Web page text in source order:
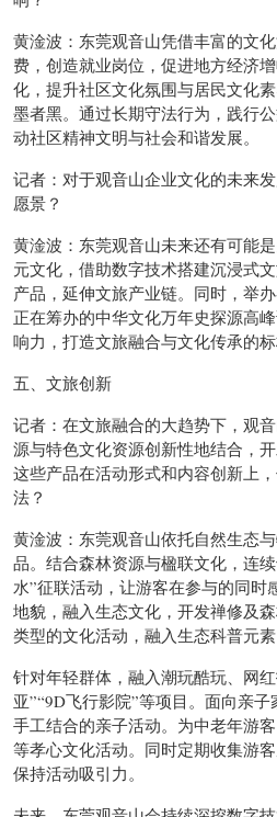
黄淦波：东莞观音山凭借丰富的文
费，创造就业岗位，促进地方经济
化，提升社区文化氛围与居民文化
墨者黑。通过长期守法行为，践行
动社区精神文明与社会和谐发展。
记者：对于观音山企业文化的未来
愿景？
黄淦波：东莞观音山未来还有可能
元文化，借助数字技术搭建沉浸式
产品，延伸文旅产业链。同时，举
正在筹办的中华文化万年史探源高
响力，打造文旅融合与文化传承的标
五、文旅创新
记者：在文旅融合的大趋势下，观
源与特色文化资源创新性地结合，
这些产品在活动形式和内容创新上
法？
黄淦波：东莞观音山依托自然生态
品。结合森林资源与楹联文化，连
水”征联活动，让游客在参与的同时
地貌，融入生态文化，开发禅修及
类型的文化活动，融入生态科普元素
针对年轻群体，融入潮玩酷玩、网
亚”“9D飞行影院”等项目。面向亲
手工结合的亲子活动。为中老年游
等孝心文化活动。同时定期收集游
保持活动吸引力。